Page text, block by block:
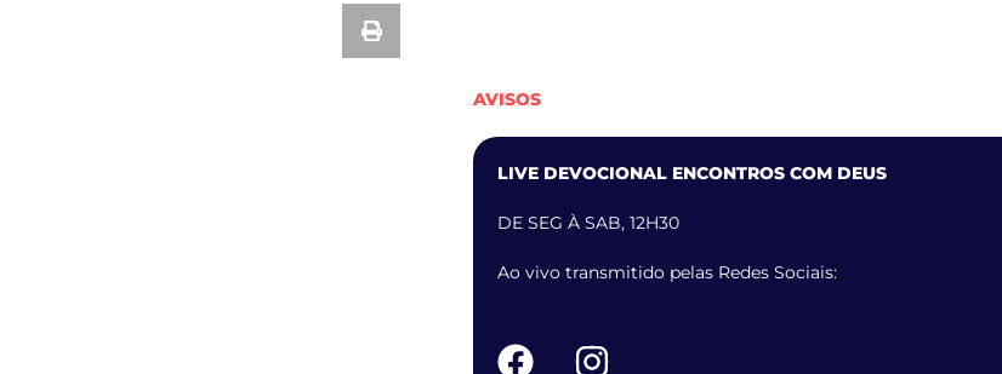
AVISOS
LIVE DEVOCIONAL ENCONTROS COM DEUS
DE SEG À SAB, 12H30
Ao vivo transmitido pelas Redes Sociais: